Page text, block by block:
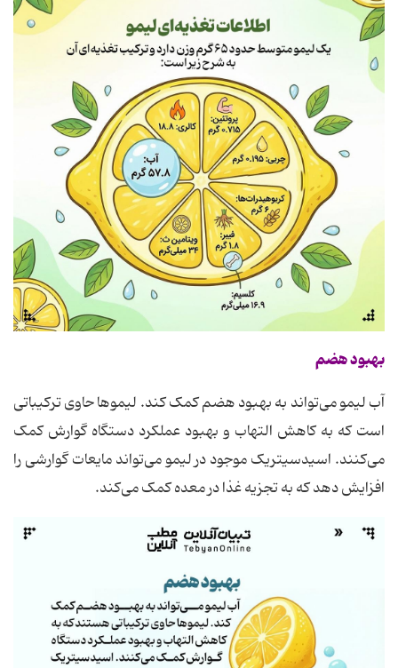
بهبود هضم
آب لیمو می‌تواند به بهبود هضم کمک کند. لیموها حاوی ترکیباتی
است که به کاهش التهاب و بهبود عملکرد دستگاه گوارش کمک
می‌کنند. اسیدسیتریک موجود در لیمو می‌تواند مایعات گوارشی را
افزایش دهد که به تجزیه غذا در معده کمک می‌کند.